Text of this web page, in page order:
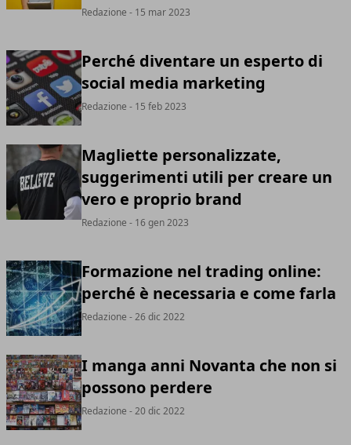
Redazione - 15 mar 2023
Perché diventare un esperto di
social media marketing
Redazione - 15 feb 2023
Magliette personalizzate,
suggerimenti utili per creare un
vero e proprio brand
Redazione - 16 gen 2023
Formazione nel trading online:
perché è necessaria e come farla
Redazione - 26 dic 2022
I manga anni Novanta che non si
possono perdere
Redazione - 20 dic 2022